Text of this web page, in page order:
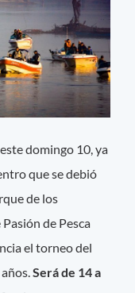
este domingo 10, ya
que se debió
de los
de Pesca
el torneo del
años.Será de 14 a